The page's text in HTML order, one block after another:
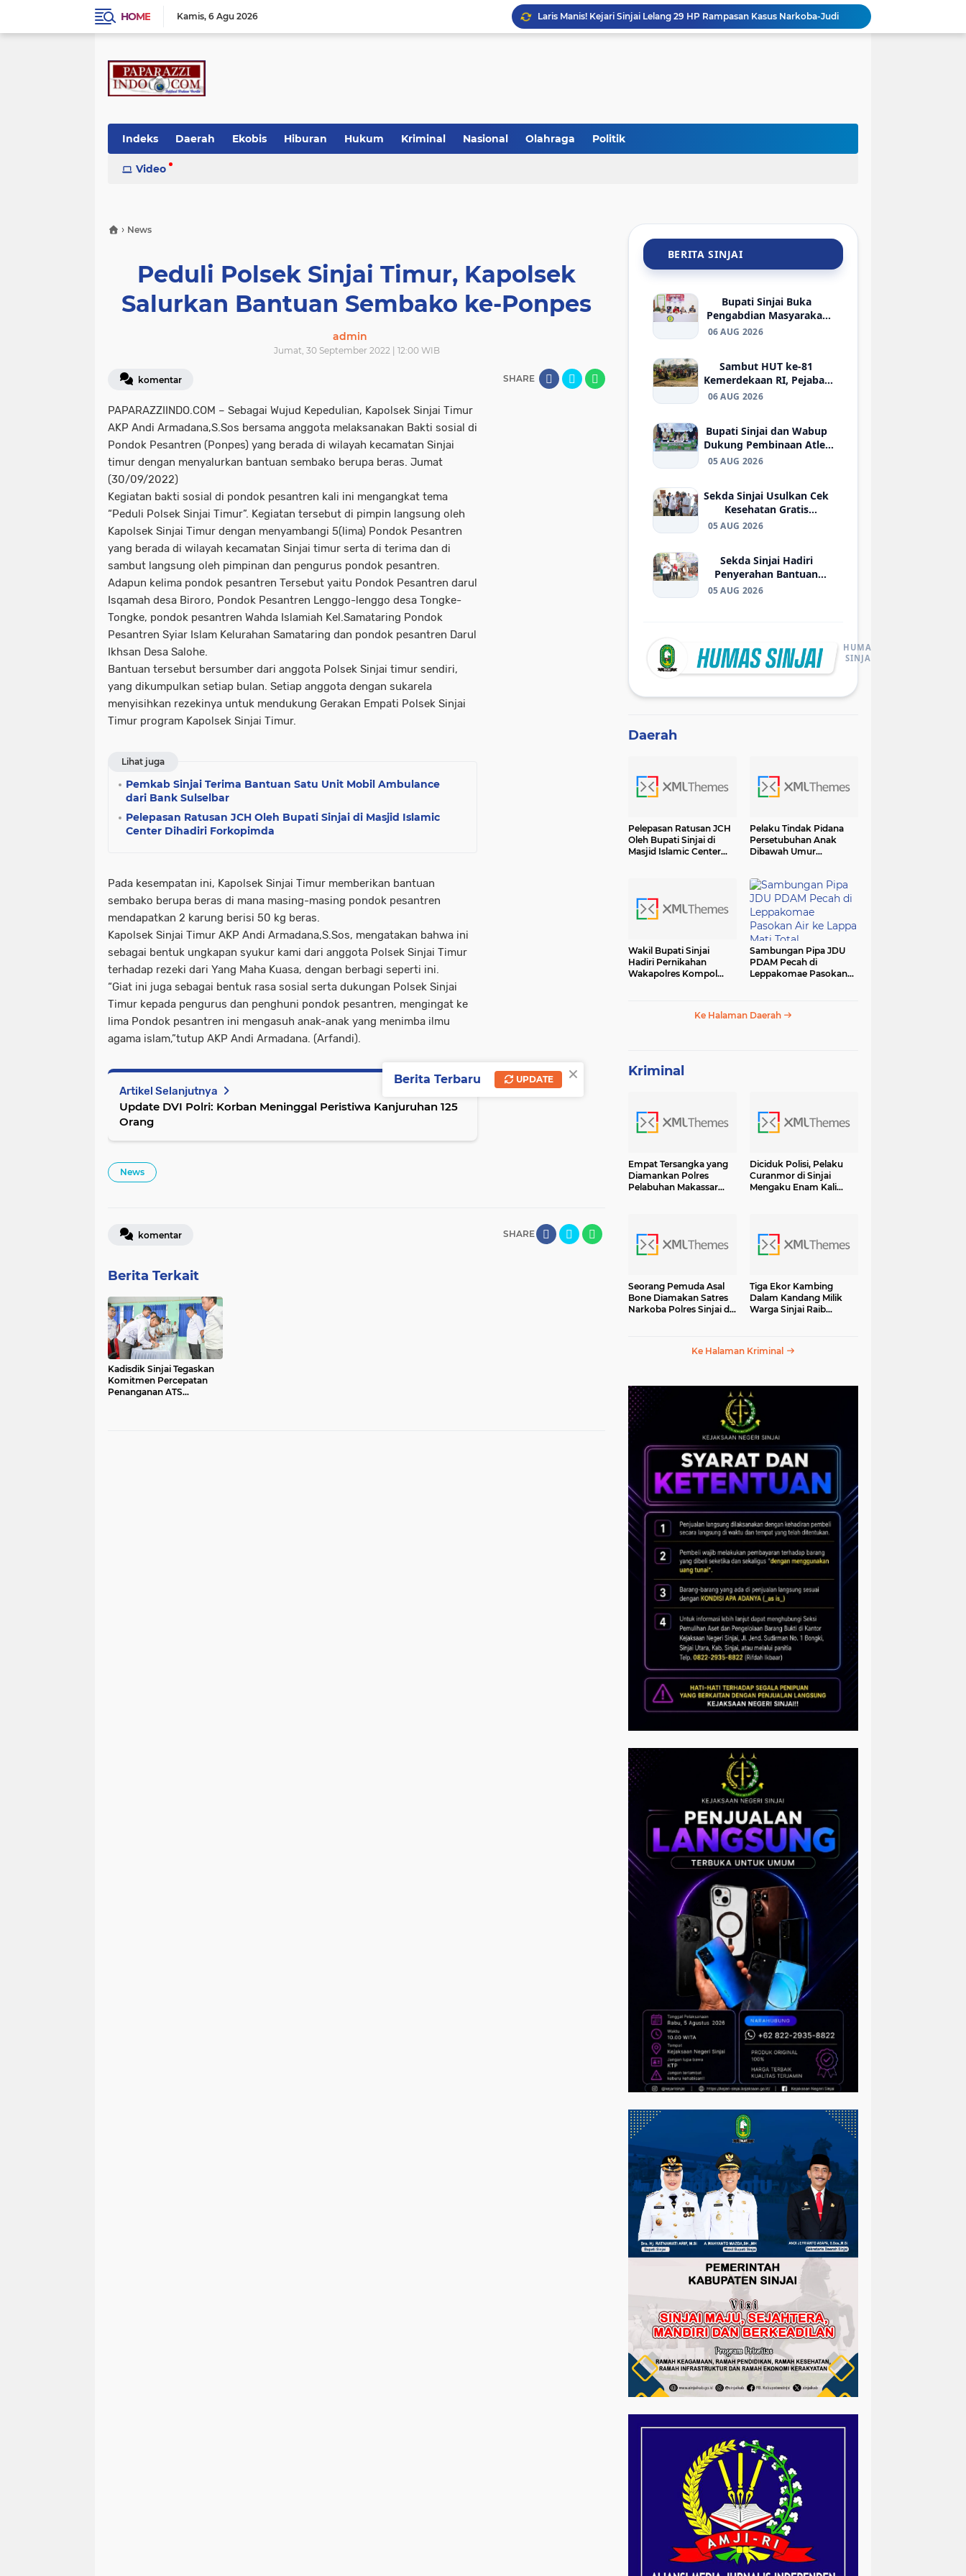
HOME Kamis 6 Agu 2026
Laris Manis! Kejari Sinjai Lelang 29 HP Rampasan Kasus Narkoba-Judi
Hadir di Rakerkornas APINDO 2026, Bupati Sinjai Tawarkan Peluang Investasi Perikanan-UMKM
Sambut HUT Ke-81 RI, ASN dan Kadis DLHK Sinjai Turun Kerja Bakti di Alun-Alun
Indeks Daerah Ekobis Hiburan Hukum Kriminal Nasional Olahraga Politik
Video
› News
Peduli Polsek Sinjai Timur, Kapolsek
Salurkan Bantuan Sembako ke-Ponpes
admin
Jumat, 30 September 2022 | 12:00 WIB
komentar SHARE
PAPARAZZIINDO.COM – Sebagai Wujud Kepedulian, Kapolsek Sinjai Timur
AKP Andi Armadana,S.Sos bersama anggota melaksanakan Bakti sosial di
Pondok Pesantren (Ponpes) yang berada di wilayah kecamatan Sinjai
timur dengan menyalurkan bantuan sembako berupa beras. Jumat
(30/09/2022)
Kegiatan bakti sosial di pondok pesantren kali ini mengangkat tema
“Peduli Polsek Sinjai Timur”. Kegiatan tersebut di pimpin langsung oleh
Kapolsek Sinjai Timur dengan menyambangi 5(lima) Pondok Pesantren
yang berada di wilayah kecamatan Sinjai timur serta di terima dan di
sambut langsung oleh pimpinan dan pengurus pondok pesantren.
Adapun kelima pondok pesantren Tersebut yaitu Pondok Pesantren darul
Isqamah desa Biroro, Pondok Pesantren Lenggo-lenggo desa Tongke-
Tongke, pondok pesantren Wahda Islamiah Kel.Samataring Pondok
Pesantren Syiar Islam Kelurahan Samataring dan pondok pesantren Darul
Ikhsan Desa Salohe.
Bantuan tersebut bersumber dari anggota Polsek Sinjai timur sendiri,
yang dikumpulkan setiap bulan. Setiap anggota dengan sukarela
menyisihkan rezekinya untuk mendukung Gerakan Empati Polsek Sinjai
Timur program Kapolsek Sinjai Timur.
Lihat juga
Pemkab Sinjai Terima Bantuan Satu Unit Mobil Ambulance
dari Bank Sulselbar
Pelepasan Ratusan JCH Oleh Bupati Sinjai di Masjid Islamic
Center Dihadiri Forkopimda
Pada kesempatan ini, Kapolsek Sinjai Timur memberikan bantuan
sembako berupa beras di mana masing-masing pondok pesantren
mendapatkan 2 karung berisi 50 kg beras.
Kapolsek Sinjai Timur AKP Andi Armadana,S.Sos, mengatakan bahwa ini
sebagai bentuk ungkapan syukur kami dari anggota Polsek Sinjai Timur
terhadap rezeki dari Yang Maha Kuasa, dengan berbagi seperti ini.
“Giat ini juga sebagai bentuk rasa sosial serta dukungan Polsek Sinjai
Timur kepada pengurus dan penghuni pondok pesantren, mengingat ke
lima Pondok pesantren ini mengasuh anak-anak yang menimba ilmu
agama islam,”tutup AKP Andi Armadana. (Arfandi).
Artikel Selanjutnya
Update DVI Polri: Korban Meninggal Peristiwa Kanjuruhan 125
Orang
News
SHARE
komentar
Berita Terkait
Kadisdik Sinjai Tegaskan
Komitmen Percepatan
Penanganan ATS
BERITA SINJAI
Bupati Sinjai Buka
Pengabdian Masyarakat
FISIP Unhas, Perkuat
06 AUG 2026
Sambut HUT ke-81
Kemerdekaan RI, Pejabat
Daerah dan ASN Sinjai
06 AUG 2026
Bupati Sinjai dan Wabup
Dukung Pembinaan Atlet
Muda, Amure Cup III
05 AUG 2026
Sekda Sinjai Usulkan Cek
Kesehatan Gratis
Dirangkaikan dengan
05 AUG 2026
Sekda Sinjai Hadiri
Penyerahan Bantuan
ATENSI Kemensos RI bagi
05 AUG 2026
HUMAS
SINJAI
Daerah
Pelepasan Ratusan JCH
Oleh Bupati Sinjai di
Masjid Islamic Center
Pelaku Tindak Pidana
Persetubuhan Anak
Dibawah Umur
Wakil Bupati Sinjai
Hadiri Pernikahan
Wakapolres Kompol
Sambungan Pipa JDU
PDAM Pecah di
Leppakomae Pasokan
Ke Halaman Daerah
Kriminal
Empat Tersangka yang
Diamankan Polres
Pelabuhan Makassar
Diciduk Polisi, Pelaku
Curanmor di Sinjai
Mengaku Enam Kali
Seorang Pemuda Asal
Bone Diamakan Satres
Narkoba Polres Sinjai di
Tiga Ekor Kambing
Dalam Kandang Milik
Warga Sinjai Raib
Ke Halaman Kriminal
×
Berita Terbaru UPDATE